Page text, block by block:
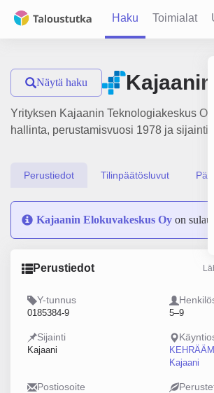
Haku Toimialat
Näytä haku
Yrityksen Kajaanin Teknologiakeskus
hallinta, perustamisvuosi 1978 ja sijainti
Perustiedot Tilinpäätösluvut
Kajaanin Elokuvakeskus Oy on
Perustiedot
Y-tunnus
0185384-9 5–9
Sijainti
Kajaani
Kajaani
Postiosoite